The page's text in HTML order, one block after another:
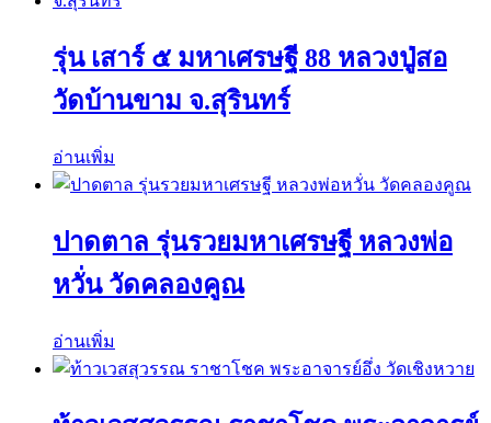
รุ่น เสาร์ ๕ มหาเศรษฐี 88 หลวงปู่สอ
วัดบ้านขาม จ.สุรินทร์
อ่านเพิ่ม
ปาดตาล รุ่นรวยมหาเศรษฐี หลวงพ่อ
หวั่น วัดคลองคูณ
อ่านเพิ่ม